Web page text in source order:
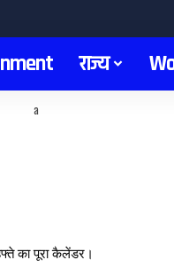
राज्य
a
का पूरा कैलेंडर।